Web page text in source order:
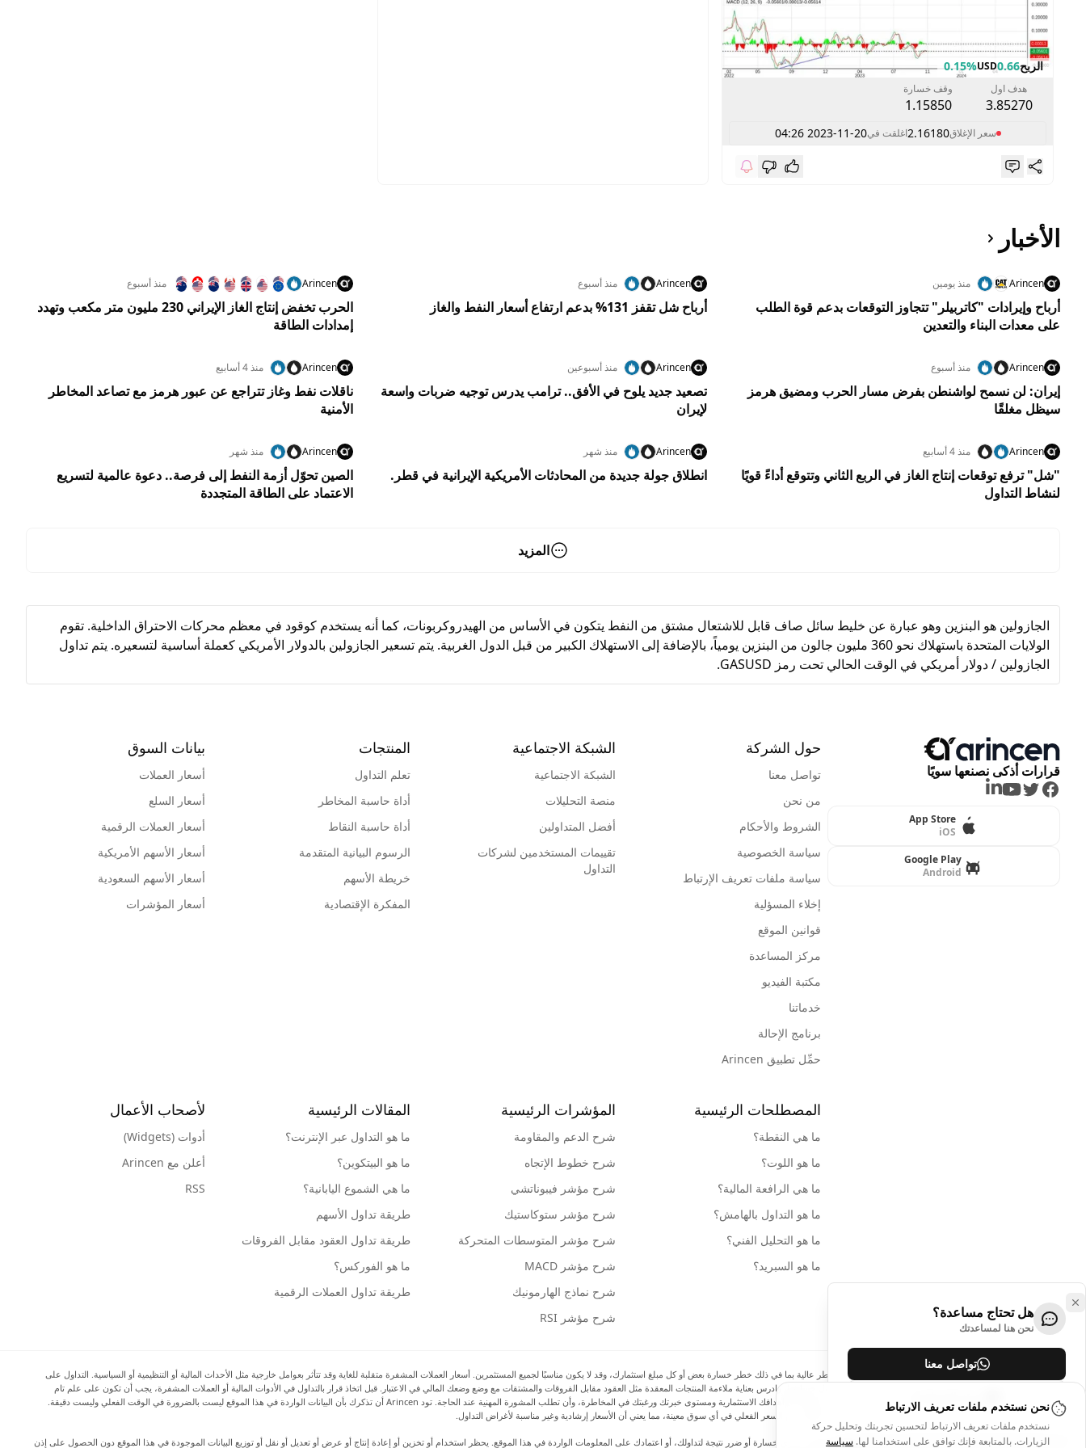
الربح0.66
USD
0.15%
هدف اول
3.85270
وقف خسارة
1.15850
سعر الإغلاق2.16180اغلقت في2023-11-20 04:26
الأخبار
Arincen منذ يومين
أرباح وإيرادات "كاتربيلر" تتجاوز التوقعات بدعم قوة الطلب
على معدات البناء والتعدين
Arincen منذ أسبوع
أرباح شل تقفز 131% بدعم ارتفاع أسعار النفط والغاز
Arincen منذ أسبوع
الحرب تخفض إنتاج الغاز الإيراني 230 مليون متر مكعب وتهدد
إمدادات الطاقة
Arincen منذ أسبوع
إيران: لن نسمح لواشنطن بفرض مسار الحرب ومضيق هرمز
سيظل مغلقًا
Arincen منذ أسبوعين
تصعيد جديد يلوح في الأفق.. ترامب يدرس توجيه ضربات واسعة
لإيران
Arincen منذ 4 أسابيع
ناقلات نفط وغاز تتراجع عن عبور هرمز مع تصاعد المخاطر
الأمنية
Arincen منذ 4 أسابيع
"شل" ترفع توقعات إنتاج الغاز في الربع الثاني وتتوقع أداءً قويًا
لنشاط التداول
Arincen منذ شهر
انطلاق جولة جديدة من المحادثات الأمريكية الإيرانية في قطر.
Arincen منذ شهر
الصين تحوّل أزمة النفط إلى فرصة.. دعوة عالمية لتسريع
الاعتماد على الطاقة المتجددة
المزيد
الجازولين هو البنزين وهو عبارة عن خليط سائل صاف قابل للاشتعال مشتق من النفط يتكون في الأساس من الهيدروكربونات، كما أنه يستخدم كوقود في معظم محركات الاحتراق الداخلية. تقوم
الولايات المتحدة باستهلاك نحو 360 مليون جالون من البنزين يومياً، بالإضافة إلى الاستهلاك الكبير من قبل الدول الغربية. يتم تسعير الجازولين بالدولار الأمريكي كعملة أساسية لتسعيره. يتم تداول
الجازولين / دولار أمريكي في الوقت الحالي تحت رمز GASUSD.
قرارات أذكى نصنعها سويًا
Facebook
Twitter
Youtube
LinkedIn
App Store
iOS
Google Play
Android
حول الشركة
تواصل معنا
من نحن
الشروط والأحكام
سياسة الخصوصية
سياسة ملفات تعريف الإرتباط
إخلاء المسؤلية
قوانين الموقع
مركز المساعدة
مكتبة الفيديو
خدماتنا
برنامج الإحالة
حمِّل تطبيق Arincen
الشبكة الاجتماعية
الشبكة الاجتماعية
منصة التحليلات
أفضل المتداولين
تقييمات المستخدمين لشركات
التداول
المنتجات
تعلم التداول
أداة حاسبة المخاطر
أداة حاسبة النقاط
الرسوم البيانية المتقدمة
خريطة الأسهم
المفكرة الإقتصادية
بيانات السوق
أسعار العملات
أسعار السلع
أسعار العملات الرقمية
أسعار الأسهم الأمريكية
أسعار الأسهم السعودية
أسعار المؤشرات
المصطلحات الرئيسية
ما هي النقطة؟
ما هو اللوت؟
ما هي الرافعة المالية؟
ما هو التداول بالهامش؟
ما هو التحليل الفني؟
ما هو السبريد؟
المؤشرات الرئيسية
شرح الدعم والمقاومة
شرح خطوط الإتجاه
شرح مؤشر فيبوناتشي
شرح مؤشر ستوكاستيك
شرح مؤشر المتوسطات المتحركة
شرح مؤشر MACD
شرح نماذج الهارمونيك
شرح مؤشر RSI
المقالات الرئيسية
ما هو التداول عبر الإنترنت؟
ما هو البيتكوين؟
ما هي الشموع اليابانية؟
طريقة تداول الأسهم
طريقة تداول العقود مقابل الفروقات
ما هو الفوركس؟
طريقة تداول العملات الرقمية
لأصحاب الأعمال
أدوات (Widgets)
أعلن مع Arincen
RSS
الإفصاح عن المخاطر:ينطوي التداول في الأدوات المالية على مخاطر عالية بما في ذلك خطر خسارة بعض أو كل مبلغ استثمارك، وقد لا يكون مناسبًا لجميع المستثمرين. أسعار العملات المشفرة متقلبة للغاية وقد تتأثر بعوامل خارجية مثل الأحداث المالية أو التنظيمية أو السياسية. التداول على
الهامش يزيد من المخاطر المالية. لا تستثمر أبدًا أموالًا لا يمكنك تحمل خسارتها، وادرس بعناية ملاءمة المنتجات المعقدة مثل العقود مقابل الفروقات والمشتقات مع وضع وضعك المالي في الاعتبار. قبل اتخاذ قرار بالتداول في الأدوات المالية أو العملات المشفرة، يجب أن تكون على علم تام
بالمخاطر والتكاليف المرتبطة بالتداول في الأسواق المالية، وأن تفكر بعناية في أهدافك الاستثمارية ومستوى خبرتك ورغبتك في المخاطرة، وأن تطلب المشورة المهنية عند الحاجة. تود Arincen أن تذكرك بأن البيانات الواردة في هذا الموقع ليست بالضرورة في الوقت الفعلي وليست دقيقة.
البيانات والأسعار الموجودة على الموقع ليست دقيقة بالضرورة وقد تختلف عن السعر الفعلي في أي سوق معينة، مما يعني أن الأسعار إرشادية وغير مناسبة لأغراض التداول.
لن يتحمل Arincen وأي مزود للبيانات الواردة في هذا الموقع المسؤولية عن أي خسارة أو ضرر نتيجة لتداولك، أو اعتمادك على المعلومات الواردة في هذا الموقع. يحظر استخدام أو تخزين أو إعادة إنتاج أو عرض أو تعديل أو نقل أو توزيع البيانات الموجودة في هذا الموقع دون الحصول على إذن
هل تحتاج مساعدة؟
نحن هنا لمساعدتك
تواصل معنا
نحن نستخدم ملفات تعريف الارتباط
نستخدم ملفات تعريف الارتباط لتحسين تجربتك وتحليل حركة
الزيارات. بالمتابعة فإنك توافق على استخدامنا لها. سياسة